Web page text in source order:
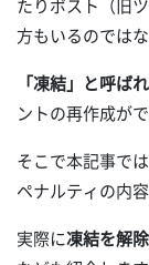
たりポスト（旧
方もいるのでは
「凍結」と呼ば
ントの再作成が
そこで本記事で
ペナルティの内
実際に凍結を解